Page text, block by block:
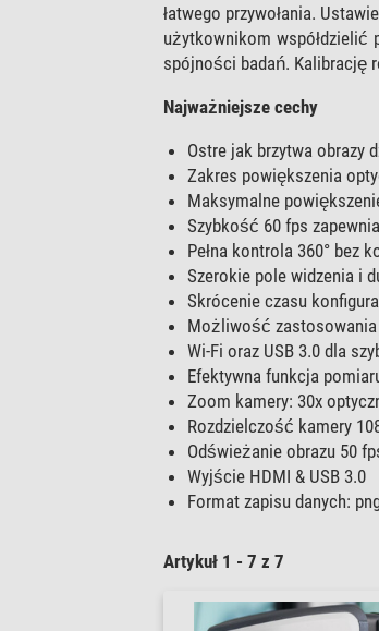
łatwego przywołania.
użytkownikom współdzielić
spójności badań. Kalibrację
Najważniejsze cechy
Ostre jak brzytwa obrazy
Zakres powiększenia
Maksymalne
Szybkość 60 fps
Pełna kontrola 360° bez
Szerokie pole widzenia i
Skrócenie czasu
Możliwość zastosowania
Wi-Fi oraz USB 3.0 dla
Efektywna funkcja
Zoom kamery: 30x
Rozdzielczość kamery
Odświeżanie obrazu 50
Wyjście HDMI & USB 3.0
Format zapisu danych:
Artykuł 1 - 7 z 7